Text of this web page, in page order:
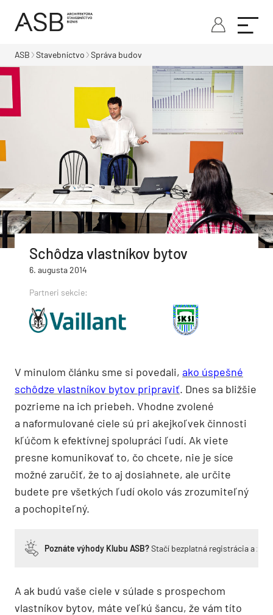
ASB Stavebníctvo Správa budov
Schôdza vlastníkov bytov
6. augusta 2014
Partneri sekcie:
V minulom článku sme si povedali, ako úspešné
schôdze vlastníkov bytov pripraviť. Dnes sa bližšie
pozrieme na ich priebeh. Vhodne zvolené
a naformulované ciele sú pri akejkoľvek činnosti
kľúčom k efektívnej spolupráci ľudí. Ak viete
presne komunikovať to, čo chcete, nie je síce
možné zaručiť, že to aj dosiahnete, ale určite
budete pre všetkých ľudí okolo vás zrozumiteľný
a pochopiteľný.
Poznáte výhody Klubu ASB?Stačí bezplatná registrácia a
A ak budú vaše ciele v súlade s prospechom
vlastníkov bytov, máte veľkú šancu, že vám títo